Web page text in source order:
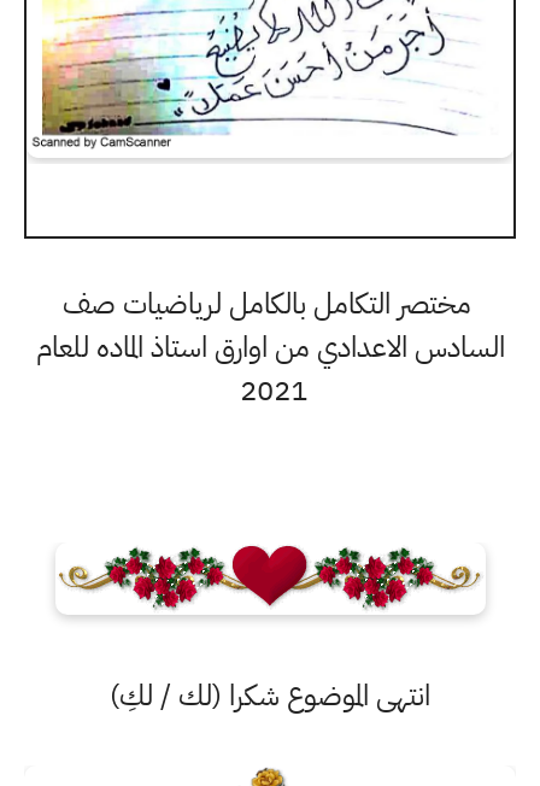
مختصر التكامل بالكامل لرياضيات صف
السادس الاعدادي من اوارق استاذ الماده للعام
2021
انتهى الموضوع شكرا (لك / لكِ)